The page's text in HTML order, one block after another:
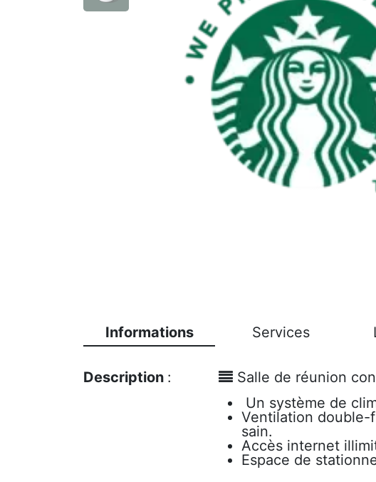
Informations Services
Description :
Salle de réunion
Un système de
Ventilation double-
sain.
Accès internet
Espace de